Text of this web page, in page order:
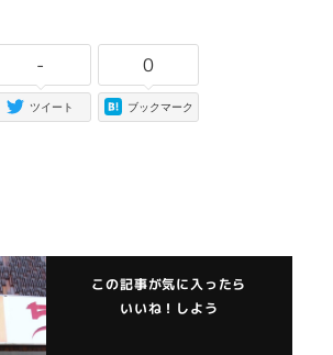
-
ツイート
0
ブックマーク
この記事が気に入ったら
いいね！しよう